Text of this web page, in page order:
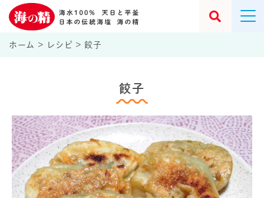
ホーム > レシピ >餃子
餃子